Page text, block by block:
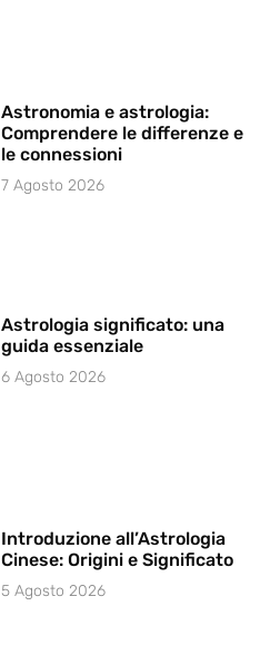
Astronomia e astrologia:
Comprendere le differenze e
le connessioni
7 Agosto 2026
Astrologia significato: una
guida essenziale
6 Agosto 2026
Introduzione all’Astrologia
Cinese: Origini e Significato
5 Agosto 2026